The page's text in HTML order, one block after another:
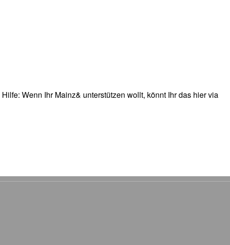
Wenn Ihr Mainz& unterstützen wollt, könnt Ihr das hier via